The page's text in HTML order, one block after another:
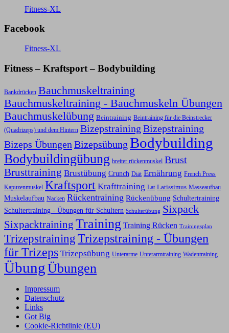
Fitness-XL
Facebook
Fitness-XL
Fitness – Kraftsport – Bodybuilding
Bankdrücken Bauchmuskeltraining
Bauchmuskeltraining - Bauchmuskeln Übungen
Bauchmuskelübung Beintraining Beintraining für die Beinstrecker
(Quadrizeps) und dem Hintern Bizepstraining Bizepstraining
Bizeps Übungen Bizepsübung Bodybuilding
Bodybuildingübung breiter rückenmuskel Brust
Brusttraining Brustübung Crunch Diät Ernährung French Press
Kapuzenmuskel Kraftsport Krafttraining Lat Latissimus Masseaufbau
Muskelaufbau Nacken Rückentraining Rückenübung Schultertraining
Schultertraining - Übungen für Schultern Schulterübung Sixpack
Sixpacktraining Training Training Rücken Trainingsplan
TrizepstrainingTrizepstraining - Übungen
für Trizeps Trizepsübung Unterarme Unterarmtraining Wadentraining
ÜbungÜbungen
Impressum
Datenschutz
Links
Got Big
Cookie-Richtlinie (EU)